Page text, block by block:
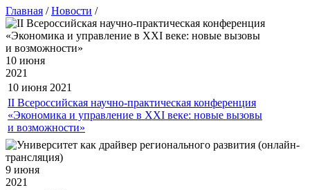
Главная /Новости /
10 июня
2021
10 июня 2021
II Всероссийская научно-практическая конференция
«Экономика и управление в XXI веке: новые вызовы
и возможности»
9 июня
2021